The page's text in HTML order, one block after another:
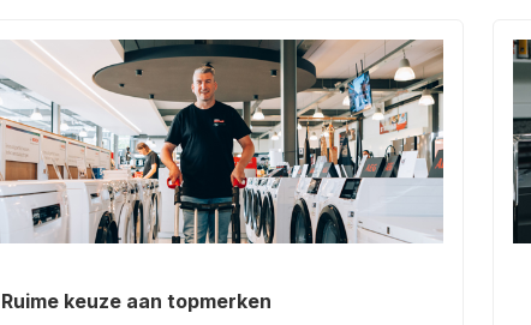
Ruime keuze aan topmerken